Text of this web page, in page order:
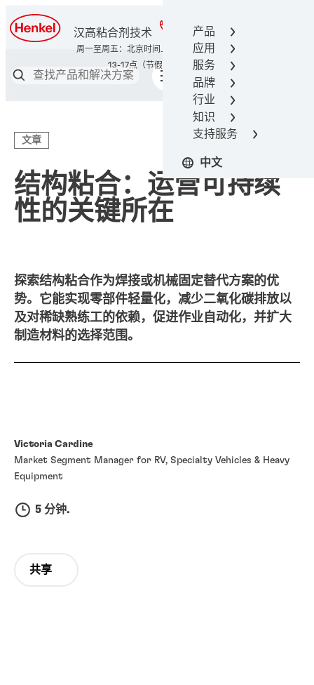
产品
应用
服务
品牌
行业
知识
支持服务
中文
汉高粘合剂技术 400-666-7306
文章
结构粘合：运营可持续
性的关键所在
探索结构粘合作为焊接或机械固定替代方案的优
势。它能实现零部件轻量化，减少二氧化碳排放以
及对稀缺熟练工的依赖，促进作业自动化，并扩大
制造材料的选择范围。
Victoria Cardine
Market Segment Manager for RV, Specialty Vehicles & Heavy
Equipment
5 分钟.
共享